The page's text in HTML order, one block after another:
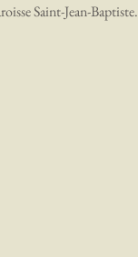
Saint-Jean-Baptiste.